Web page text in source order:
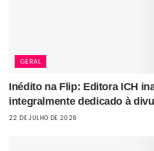
GERAL
Inédito na Flip: Editora ICH
integralmente dedicado à
22 DE JULHO DE 2026